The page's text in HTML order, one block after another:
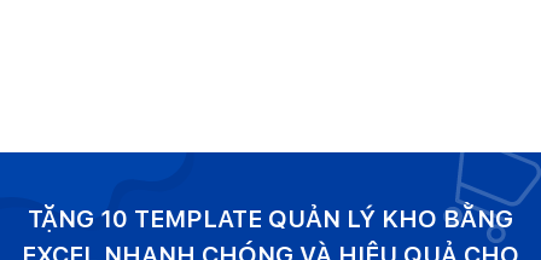
TẶNG 10 TEMPLATE QUẢN LÝ KHO BẰNG